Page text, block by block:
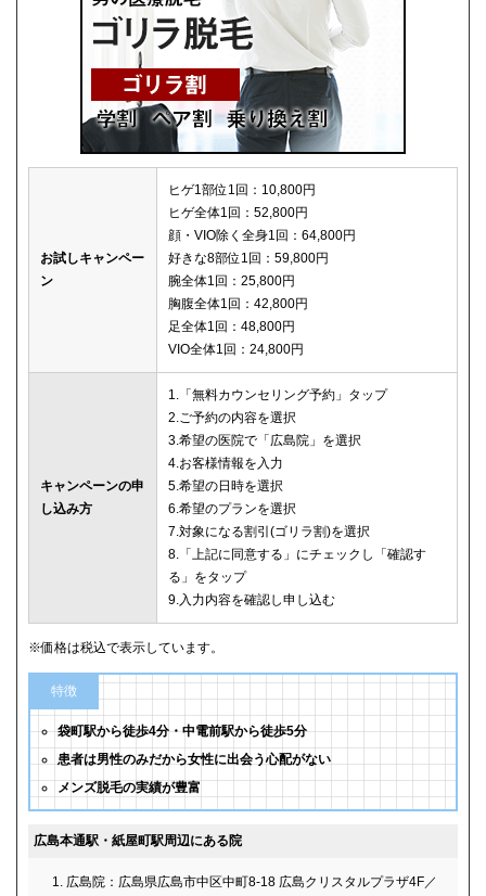
お試しキャンペー
ン
ヒゲ1部位1回：10,800円
ヒゲ全体1回：52,800円
顔・VIO除く全身1回：64,800円
好きな8部位1回：59,800円
腕全体1回：25,800円
胸腹全体1回：42,800円
足全体1回：48,800円
VIO全体1回：24,800円
キャンペーンの申
し込み方
1.「無料カウンセリング予約」タップ
2.ご予約の内容を選択
3.希望の医院で「広島院」を選択
4.お客様情報を入力
5.希望の日時を選択
6.希望のプランを選択
7.対象になる割引(ゴリラ割)を選択
8.「上記に同意する」にチェックし「確認す
る」をタップ
9.入力内容を確認し申し込む
※価格は税込で表示しています。
特徴
袋町駅から徒歩4分・中電前駅から徒歩5分
患者は男性のみだから女性に出会う心配がない
メンズ脱毛の実績が豊富
広島本通駅・紙屋町駅周辺にある院
広島院：広島県広島市中区中町8-18 広島クリスタルプラザ4F／